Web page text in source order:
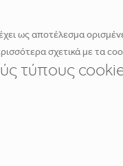
ως αποτέλεσμα
σχετικά με τα
τύπους